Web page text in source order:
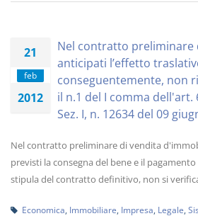
21
feb
2012
Nel contratto preliminare
anticipati l’effetto
conseguentemente, non
il n.1 del I comma dell'art.
Sez. I, n. 12634 del 09
Nel contratto preliminare di vendita
previsti la consegna del bene e il
stipula del contratto definitivo, non si
Economica Immobiliare Impresa Legale